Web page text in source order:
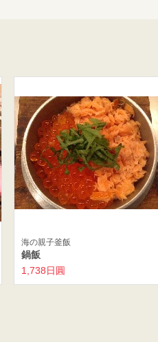
海の親子釜飯
鍋飯
1,738日圓